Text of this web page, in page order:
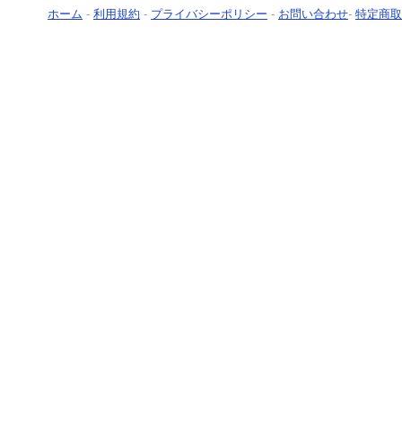
ホーム - 利用規約 - プライバシーポリシー - お問い合わせ- 特定商